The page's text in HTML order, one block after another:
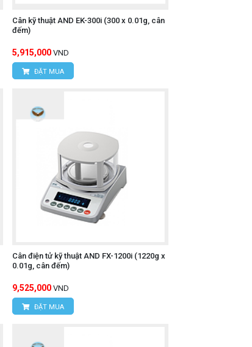
Cân kỹ thuật AND EK-300i (300 x 0.01g, cân
đếm)
5,915,000 VND
ĐẶT MUA
Cân điện tử kỹ thuật AND FX-1200i (1220g x
0.01g, cân đếm)
9,525,000 VND
ĐẶT MUA